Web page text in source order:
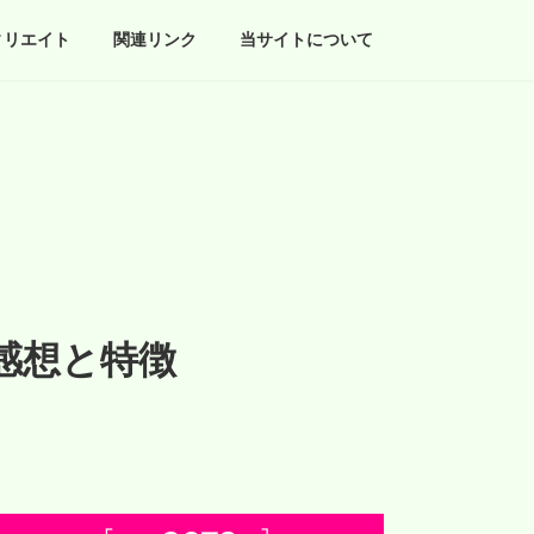
エイト 関連リンク 当サイトについて
想と特徴